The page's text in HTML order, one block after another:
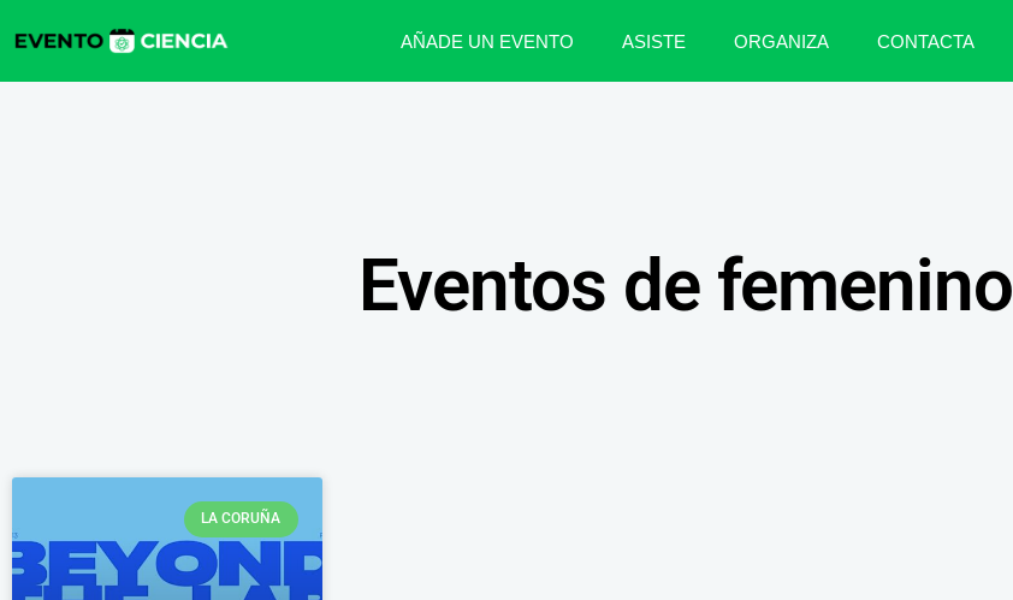
AÑADE UN EVENTO ASISTE ORGANIZA CONTACTA
Eventos de femenino
LA CORUÑA